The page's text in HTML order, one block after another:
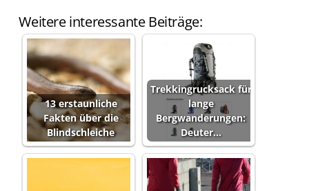
Weitere interessante Beiträge:
13 erstaunliche
Fakten über die
Blindschleiche
Trekkingrucksack für
lange
Bergwanderungen:
Deuter…